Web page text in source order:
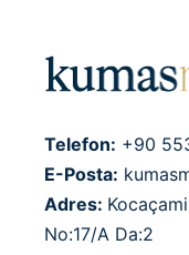
Telefon: +90
E-Posta:
Adres:
No:17/A Da:2